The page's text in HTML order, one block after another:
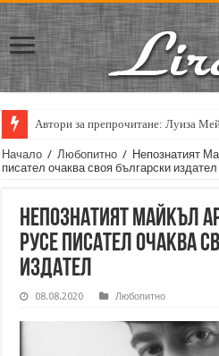
Автори за препрочитане: Луиза
Начало / Любопитно / Непознатият
писател очаква своя български издател
Непознатият Майкъл
Русе писател очаква
издател
08.08.2020 Любопитно